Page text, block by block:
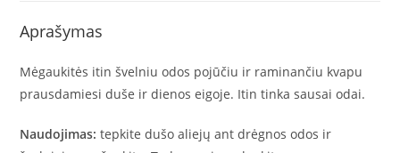
Aprašymas
Mėgaukitės itin švelniu odos pojūčiu ir raminančiu kvapu
prausdamiesi duše ir dienos eigoje. Itin tinka sausai odai.
Naudojimas:tepkite dušo aliejų ant drėgnos odos ir